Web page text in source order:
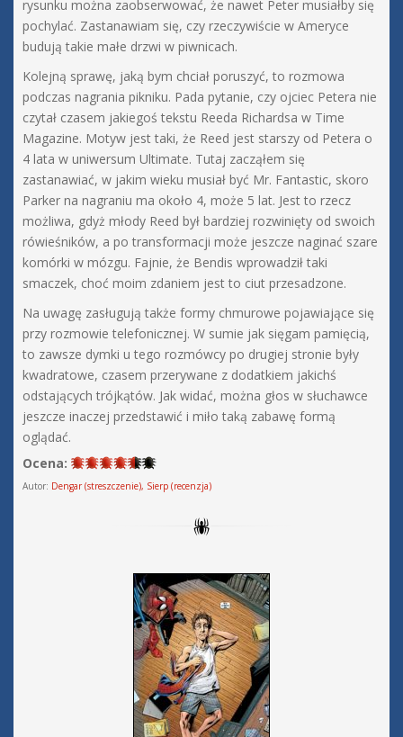
rysunku można zaobserwować, że nawet Peter musiałby się
pochylać. Zastanawiam się, czy rzeczywiście w Ameryce
budują takie małe drzwi w piwnicach.
Kolejną sprawę, jaką bym chciał poruszyć, to rozmowa
podczas nagrania pikniku. Pada pytanie, czy ojciec Petera nie
czytał czasem jakiegoś tekstu Reeda Richardsa w Time
Magazine. Motyw jest taki, że Reed jest starszy od Petera o
4 lata w uniwersum Ultimate. Tutaj zacząłem się
zastanawiać, w jakim wieku musiał być Mr. Fantastic, skoro
Parker na nagraniu ma około 4, może 5 lat. Jest to rzecz
możliwa, gdyż młody Reed był bardziej rozwinięty od swoich
rówieśników, a po transformacji może jeszcze naginać szare
komórki w mózgu. Fajnie, że Bendis wprowadził taki
smaczek, choć moim zdaniem jest to ciut przesadzone.
Na uwagę zasługują także formy chmurowe pojawiające się
przy rozmowie telefonicznej. W sumie jak sięgam pamięcią,
to zawsze dymki u tego rozmówcy po drugiej stronie były
kwadratowe, czasem przerywane z dodatkiem jakichś
odstających trójkątów. Jak widać, można głos w słuchawce
jeszcze inaczej przedstawić i miło taką zabawę formą
oglądać.
Ocena:
Autor: Dengar (streszczenie), Sierp (recenzja)